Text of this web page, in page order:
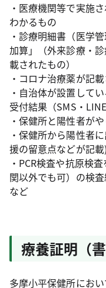
・医療機関等で実施
わかるもの
・診療明細書（医学
加算」（外来診療・
載されたもの）
・コロナ治療薬が記
・自治体が設置して
受付結果（SMS・LINE
・保健所と陽性者が
・保健所から陽性者
援の留意点などが記載)
・PCR検査や抗原検
関以外でも可）の検
など
療養証明（
多摩小平保健所にお